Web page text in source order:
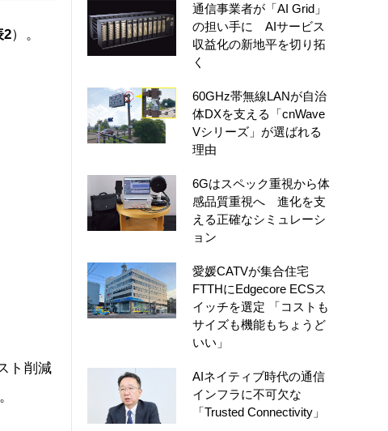
2）。
ト削減
通信事業者が「AI Grid」
の担い手に AIサービス
収益化の新地平を切り拓
く
60GHz帯無線LANが自治
体DXを支える「cnWave
Vシリーズ」が選ばれる
理由
6Gはスペック重視から体
感品質重視へ 進化を支
える正確なシミュレーシ
ョン
愛媛CATVが集合住宅
FTTHにEdgecore ECSス
イッチを選定 「コストも
サイズも機能もちょうど
いい」
AIネイティブ時代の通信
インフラに不可欠な
「Trusted Connectivity」